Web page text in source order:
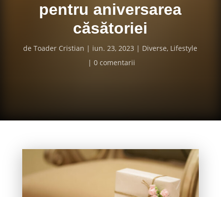
pentru aniversarea
căsătoriei
deToader Cristian iun. 23, 2023 Diverse, Lifestyle
0 comentarii